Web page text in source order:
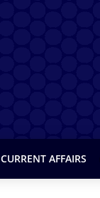
CURRENT AFFAIRS